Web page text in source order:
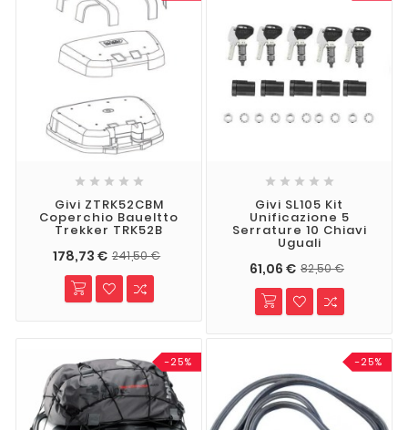
    
Givi ZTRK52CBM
Coperchio Baueltto
Trekker TRK52B
178,73 € 241,50 €
    
Givi SL105 Kit
Unificazione 5
Serrature 10 Chiavi
Uguali
61,06 € 82,50 €
-25% -25%